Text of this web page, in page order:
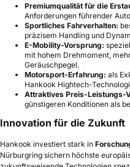
Premiumqualität für die
Anforderungen führender
Sportliches Fahrverhalten:
präzisem Handling und
E-Mobility-Vorsprung:
mit hohem Drehmoment,
Geräuschpegel.
Motorsport-Erfahrung: als
Hankook Hightech-
Attraktives Preis-Leistungs-
günstigeren Konditionen als
Innovation für die Zukunft
Hankook investiert stark in
Nürburgring sichern höchste